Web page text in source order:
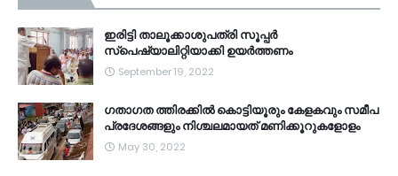
ഇരിട്ടി താലൂക്കാശുപത്രി സൂപ്പർ
സ്‌പെഷ്യാലിറ്റിയാക്കി ഉയർത്തണം
September 19, 2022
ഗതാഗത ത്തിരക്കിൽ കൊട്ടിയൂരും കേളകവും സമീപ
പ്രദേശങ്ങളും നിശ്ചലമായത് മണിക്കൂറുകളോളം
May 30, 2022